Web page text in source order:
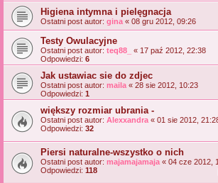
Higiena intymna i pielęgnacja
Ostatni post autor: gina « 08 gru 2012, 09:26
Testy Owulacyjne
Ostatni post autor: teq88_ « 17 paź 2012, 22:38
Odpowiedzi: 6
Jak ustawiac sie do zdjec
Ostatni post autor: maila « 28 sie 2012, 10:23
Odpowiedzi: 1
większy rozmiar ubrania -
Ostatni post autor: Alexxandra « 01 sie 2012,
Odpowiedzi: 32
Piersi naturalne-wszystko o nich
Ostatni post autor: majamajamaja « 04 cze 2012,
Odpowiedzi: 118